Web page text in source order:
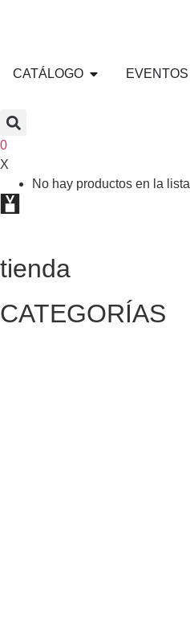
CATÁLOGO EVENTOS
0
X
No hay productos en la lista
tienda
CATEGORÍAS